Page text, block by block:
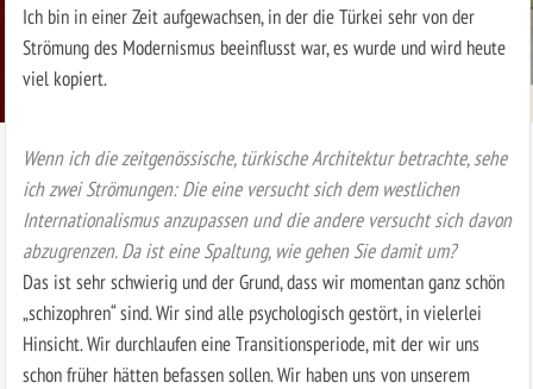
Ich bin in einer Zeit aufgewachsen, in der die Türkei sehr von der
Strömung des Modernismus beeinflusst war, es wurde und wird heute
viel kopiert.
Wenn ich die zeitgenössische, türkische Architektur betrachte, sehe
ich zwei Strömungen: Die eine versucht sich dem westlichen
Internationalismus anzupassen und die andere versucht sich davon
abzugrenzen. Da ist eine Spaltung, wie gehen Sie damit um?
Das ist sehr schwierig und der Grund, dass wir momentan ganz schön
„schizophren“ sind. Wir sind alle psychologisch gestört, in vielerlei
Hinsicht. Wir durchlaufen eine Transitionsperiode, mit der wir uns
schon früher hätten befassen sollen. Wir haben uns von unserem